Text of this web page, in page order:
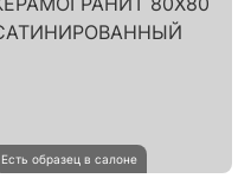
Есть образец в салоне